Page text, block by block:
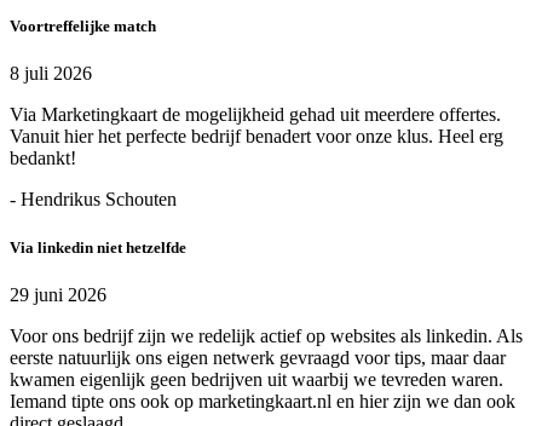
Voortreffelijke match
8 juli 2026
Via Marketingkaart de mogelijkheid gehad uit meerdere offertes.
Vanuit hier het perfecte bedrijf benadert voor onze klus. Heel erg
bedankt!
- Hendrikus Schouten
Via linkedin niet hetzelfde
29 juni 2026
Voor ons bedrijf zijn we redelijk actief op websites als linkedin. Als
eerste natuurlijk ons eigen netwerk gevraagd voor tips, maar daar
kwamen eigenlijk geen bedrijven uit waarbij we tevreden waren.
Iemand tipte ons ook op marketingkaart.nl en hier zijn we dan ook